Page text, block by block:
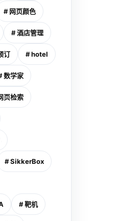
用GUI"模式，只有
要使用winnt32.exe的/
2000安装在与原操
# 网页颜色
# 酒店管理
订 # hotel
数学家
页检索
# SikkerBox
# 靶机